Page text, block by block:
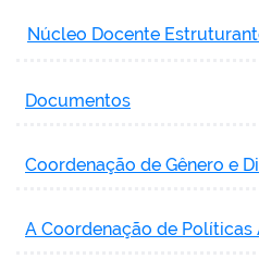
Núcleo Docente
Documentos
Coordenação de Gênero e
A Coordenação de Políticas